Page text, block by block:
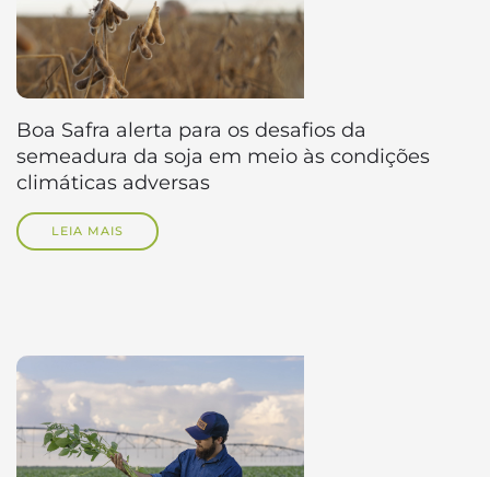
Boa Safra alerta para os desafios da
semeadura da soja em meio às condições
climáticas adversas
LEIA MAIS